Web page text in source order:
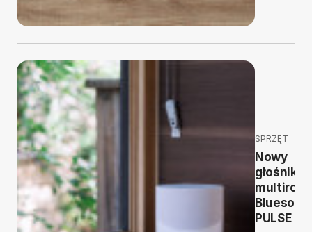
SPRZĘT
Nowy
głośnik
PULSE M